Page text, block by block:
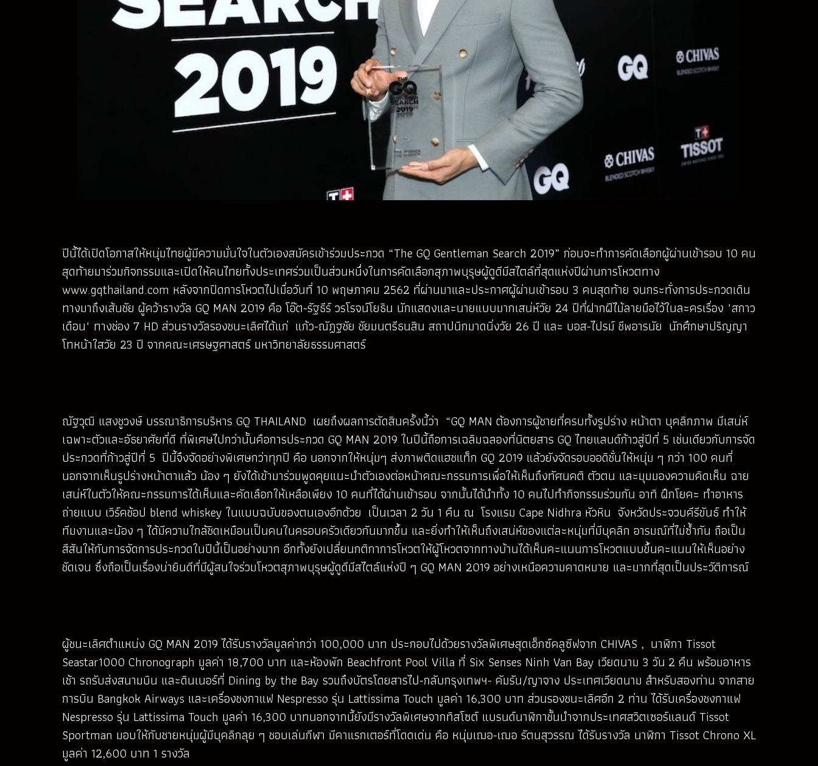
ปีนี้ได้เปิดโอกาสให้หนุ่มไทยผู้มีความมั่นใจในตัวเองสมัครเข้าร่วมประกวด “The GQ Gentleman Search 2019” ก่อนจะทำการคัดเลือกผู้ผ่านเข้ารอบ 10 คน
สุดท้ายมาร่วมกิจกรรมและเปิดให้คนไทยทั้งประเทศร่วมเป็นส่วนหนึ่งในการคัดเลือกสุภาพบุรุษผู้ดูดีมีสไตล์ที่สุดแห่งปีผ่านการโหวตทาง
www.gqthailand.com หลังจากปิดการโหวตไปเมื่อวันที่ 10 พฤษภาคม 2562 ที่ผ่านมาและประกาศผู้ผ่านเข้ารอบ 3 คนสุดท้าย จนกระทั่งการประกวดเดิน
ทางมาถึงเส้นชัย ผู้คว้ารางวัล GQ MAN 2019 คือ โอ๊ต-รัฐธีร์ วรโรจน์โยธิน นักแสดงและนายแบบมากเสน่ห์วัย 24 ปีที่ฝากฝีไม้ลายมือไว้ในละครเรื่อง "สกาว
เดือน" ทางช่อง 7 HD ส่วนรางวัลรองชนะเลิศได้แก่ แก้ว-ณัฏฐชัย ชัยมนตรีธนสิน สถาปนิกมาดนิ่งวัย 26 ปี และ บอส-ไปรม์ ชีพอารนัย นักศึกษาปริญญา
โทหน้าใสวัย 23 ปี จากคณะเศรษฐศาสตร์ มหาวิทยาลัยธรรมศาสตร์
ณัฐวุฒิ แสงชูวงษ์ บรรณาธิการบริหาร GQ THAILAND เผยถึงผลการตัดสินครั้งนี้ว่า “GQ MAN ต้องการผู้ชายที่ครบทั้งรูปร่าง หน้าตา บุคลิกภาพ มีเสน่ห์
เฉพาะตัวและอัธยาศัยที่ดี ที่พิเศษไปกว่านั้นคือการประกวด GQ MAN 2019 ในปีนี้ถือการเฉลิมฉลองที่นิตยสาร GQ ไทยแลนด์ก้าวสู่ปีที่ 5 เช่นเดียวกับการจัด
ประกวดที่ก้าวสู่ปีที่ 5 ปีนี้จึงจัดอย่างพิเศษกว่าทุกปี คือ นอกจากให้หนุ่มๆ ส่งภาพติดแฮชแท็ก GQ 2019 แล้วยังจัดรอบออดิชั่นให้หนุ่ม ๆ กว่า 100 คนที่
นอกจากเห็นรูปร่างหน้าตาแล้ว น้อง ๆ ยังได้เข้ามาร่วมพูดคุยแนะนำตัวเองต่อหน้าคณะกรรมการเพื่อให้เห็นถึงทัศนคติ ตัวตน และมุมมองความคิดเห็น ฉาย
เสน่ห์ในตัวให้คณะกรรมการได้เห็นและคัดเลือกให้เหลือเพียง 10 คนที่ได้ผ่านเข้ารอบ จากนั้นได้นำทั้ง 10 คนไปทำกิจกรรมร่วมกัน อาทิ ฝึกโยคะ ทำอาหาร
ถ่ายแบบ เวิร์คช้อป blend whiskey ในแบบฉบับของตนเองอีกด้วย เป็นเวลา 2 วัน 1 คืน ณ โรงแรม Cape Nidhra หัวหิน จังหวัดประจวบคีรีขันธ์ ทำให้
ทีมงานและน้อง ๆ ได้มีความใกล้ชิดเหมือนเป็นคนในครอบครัวเดียวกันมากขึ้น และยิ่งทำให้เห็นถึงเสน่ห์ของแต่ละหนุ่มที่มีบุคลิก อารมณ์ที่ไม่ซ้ำกัน ถือเป็น
สีสันให้กับการจัดการประกวดในปีนี้เป็นอย่างมาก อีกทั้งยังเปลี่ยนกติกาการโหวตให้ผู้โหวตจากทางบ้านได้เห็นคะแนนการโหวตแบบขึ้นคะแนนให้เห็นอย่าง
ชัดเจน ซึ่งถือเป็นเรื่องน่ายินดีที่มีผู้สนใจร่วมโหวตสุภาพบุรุษผู้ดูดีมีสไตล์แห่งปี ๆ GQ MAN 2019 อย่างเหนือความคาดหมาย และมากที่สุดเป็นประวัติการณ์
ผู้ชนะเลิศตำแหน่ง GQ MAN 2019 ได้รับรางวัลมูลค่ากว่า 100,000 บาท ประกอบไปด้วยรางวัลพิเศษสุดเอ็กซ์คลูซีฟจาก CHIVAS , นาฬิกา Tissot
Seastar1000 Chronograph มูลค่า 18,700 บาท และห้องพัก Beachfront Pool Villa ที่ Six Senses Ninh Van Bay เวียดนาม 3 วัน 2 คืน พร้อมอาหาร
เช้า รถรับส่งสนามบิน และดินเนอร์ที่ Dining by the Bay รวมถึงบัตรโดยสารไป-กลับกรุงเทพฯ- คัมรัน/ญาจาง ประเทศเวียดนาม สำหรับสองท่าน จากสาย
การบิน Bangkok Airways และเครื่องชงกาแฟ Nespresso รุ่น Lattissima Touch มูลค่า 16,300 บาท ส่วนรองชนะเลิศอีก 2 ท่าน ได้รับเครื่องชงกาแฟ
Nespresso รุ่น Lattissima Touch มูลค่า 16,300 บาทนอกจากนี้ยังมีรางวัลพิเศษจากทิสโซต์ แบรนด์นาฬิกาชั้นนำจากประเทศสวิตเซอร์แลนด์ Tissot
Sportman มอบให้กับชายหนุ่มผู้มีบุคลิกลุย ๆ ชอบเล่นกีฬา มีคาแรกเตอร์ที่โดดเด่น คือ หนุ่มเฌอ-เฌอ รัตนสุวรรณ ได้รับรางวัล นาฬิกา Tissot Chrono XL
มูลค่า 12,600 บาท 1 รางวัล